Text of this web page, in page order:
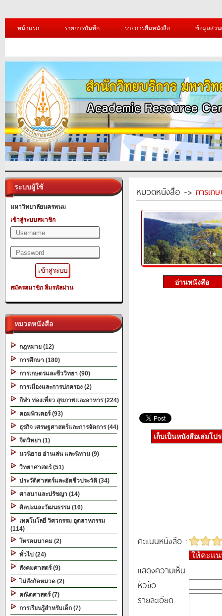
หน้าแรก รายการบันทึก รายการยืมหนังสือ ข้อมูลส่ว
ระบบผู้ใช้
มหาวิทยาลัยนครพนม
เข้าสู่ระบบสมาชิก
สมัครสมาชิก ลืมรหัสผ่าน
หมวดหนังสือ
กฎหมาย (12)
การศึกษา (180)
การเกษตรและชีววิทยา (90)
การเมืองและการปกครอง (2)
กีฬา ท่องเที่ยว สุขภาพและอาหาร (224)
คอมพิวเตอร์ (93)
ธุรกิจ เศรษฐศาสตร์และการจัดการ (44)
จิตวิทยา (1)
นวนิยาย อ่านเล่น และนิทาน (9)
วิทยาศาสตร์ (51)
ประวัติศาสตร์และอัตชีวประวัติ (34)
ศาสนาและปรัชญา (14)
ศิลปะและวัฒนธรรม (16)
เทคโนโลยี วิศวกรรม อุตสาหกรรม
(114)
โทรคมนาคม (2)
ทั่วไป (24)
สังคมศาสตร์ (9)
ไม่สังกัดหมวด (2)
คณิตศาสตร์ (7)
การเรียนรู้สำหรับเด็ก (7)
หมวดหนังสือ -> การเก
เก็บเป็นหนังสือเล่มโป
คะแนนหนังสือ :
ให้คะแ
แสดงความเห็น
หัวข้อ
รายละเอียด